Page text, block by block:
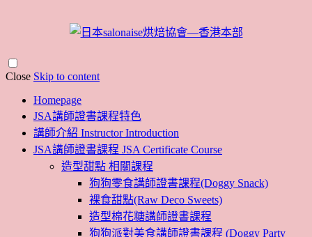
Close Skip to content
Homepage
JSA講師證書課程特色
講師介紹 Instructor Introduction
JSA講師證書課程 JSA Certificate Course
造型甜點 相關課程
狗狗零食講師證書課程(Doggy Snack)
裸食甜點(Raw Deco Sweets)
造型棉花糖講師證書課程
狗狗派對美食講師證書課程 (Doggy Party